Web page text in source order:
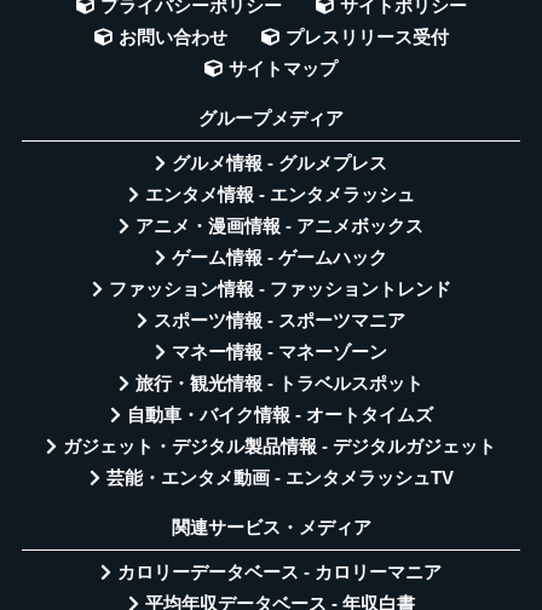
プライバシーポリシー
サイトポリシー
お問い合わせ
プレスリリース受付
サイトマップ
グループメディア
グルメ情報 - グルメプレス
エンタメ情報 - エンタメラッシュ
アニメ・漫画情報 - アニメボックス
ゲーム情報 - ゲームハック
ファッション情報 - ファッショントレンド
スポーツ情報 - スポーツマニア
マネー情報 - マネーゾーン
旅行・観光情報 - トラベルスポット
自動車・バイク情報 - オートタイムズ
ガジェット・デジタル製品情報 - デジタルガジェット
芸能・エンタメ動画 - エンタメラッシュTV
関連サービス・メディア
カロリーデータベース - カロリーマニア
平均年収データベース - 年収白書